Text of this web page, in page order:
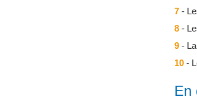
7 -
8 -
9 -
10 -
En